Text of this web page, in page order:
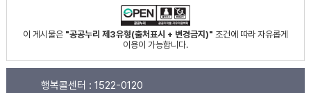
이 게시물은 "공공누리 제3유형(출처표시 + 변경금지)" 조건에 따라 자유롭게
이용이 가능합니다.
행복콜센터 : 1522-0120